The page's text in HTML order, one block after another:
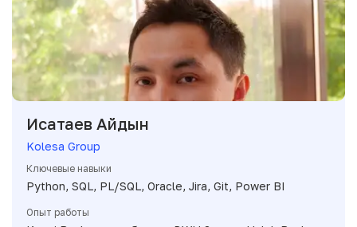
Исатаев Айдын
Kolesa Group
Ключевые навыки
Python, SQL, PL/SQL, Oracle, Jira, Git, Power BI
Опыт работы